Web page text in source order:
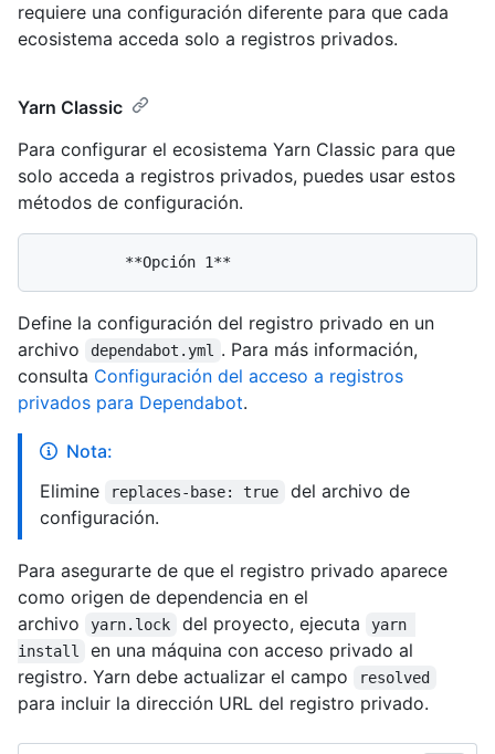
requiere una configuración diferente para que cada
ecosistema acceda solo a registros privados.
Yarn Classic
Para configurar el ecosistema Yarn Classic para que
solo acceda a registros privados, puedes usar estos
métodos de configuración.
Define la configuración del registro privado en un
archivo
dependabot.yml
. Para más información,
consulta Configuración del acceso a registros
privados para Dependabot.
Nota:
Elimine
replaces-base: true
del archivo de
configuración.
Para asegurarte de que el registro privado aparece
como origen de dependencia en el
archivo
yarn.lock del proyecto, ejecuta
yarn
install
en una máquina con acceso privado al
registro. Yarn debe actualizar el campo
resolved
para incluir la dirección URL del registro privado.